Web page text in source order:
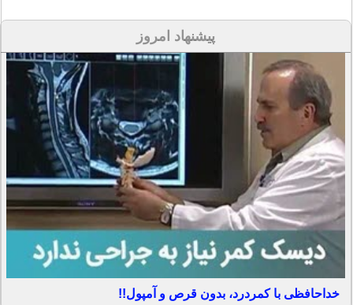
پیشنهاد امروز
خداحافظی با کمردرد، بدون قرص و آمپول!!